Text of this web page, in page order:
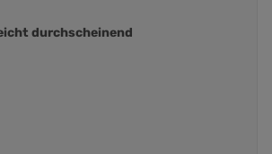
durchscheinend